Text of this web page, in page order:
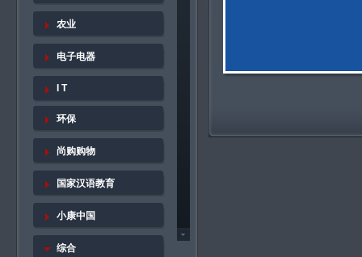
农业
电子电器
I T
环保
尚购购物
国家汉语教育
小康中国
综合